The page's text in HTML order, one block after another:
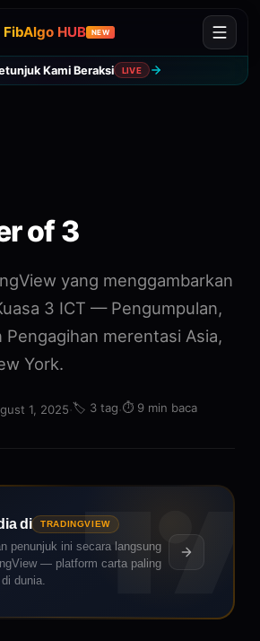
FibAlgo HUB NEW
Kami Beraksi LIVE
of 3
yang menggambarkan
3 ICT — Pengumpulan,
Pengagihan merentasi Asia,
York.
1, 2025·🏷️ 3 tag·⏱️ 9 min baca
di TRADINGVIEW
penunjuk ini secara langsung
— platform carta paling
dunia.